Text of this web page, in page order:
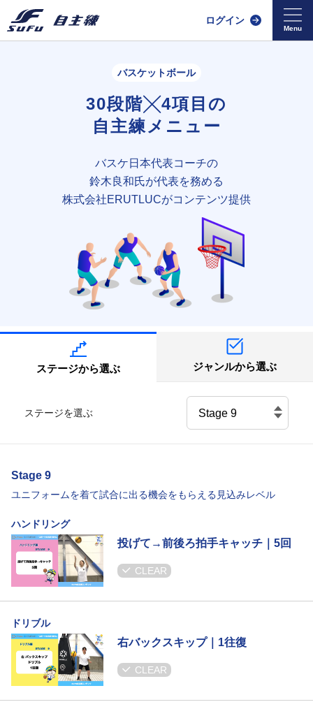
ログイン
バスケットボール
30段階╳4項目の
自主練メニュー
バスケ日本代表コーチの
鈴木良和氏が代表を務める
株式会社ERUTLUCがコンテンツ提供
ステージから選ぶ ジャンルから選ぶ
ステージを選ぶ
Stage 9
ユニフォームを着て試合に出る機会をもらえる見込みレベル
ハンドリング
投げて→前後ろ拍手キャッチ｜5回
CLEAR
ドリブル
右バックスキップ｜1往復
CLEAR